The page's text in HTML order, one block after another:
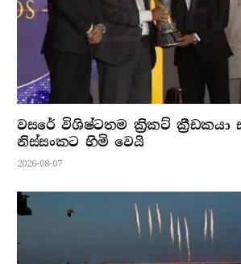
වසරේ විශිෂ්ටතම ක්‍රිකට් ක්‍රීඩකයා
නිස්සංකට හිමි වෙයි
2026-08-07